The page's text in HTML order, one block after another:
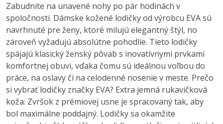
Zabudnite na unavené nohy po pár hodinách v
spoločnosti. Dámske kožené lodičky od výrobcu EVA sú
navrhnuté pre ženy, ktoré milujú elegantný štýl, no
zároveň vyžadujú absolútne pohodlie. Tieto lodičky
spájajú klasický ženský pôvab s inovatívnymi prvkami
komfortnej obuvi, vďaka čomu sú ideálnou voľbou do
práce, na oslavy či na celodenné nosenie v meste. Prečo
si vybrať lodičky značky EVA? Extra jemná rukavičková
koža: Zvršok z prémiovej usne je spracovaný tak, aby
bol maximálne poddajný. Lodičky sa okamžite